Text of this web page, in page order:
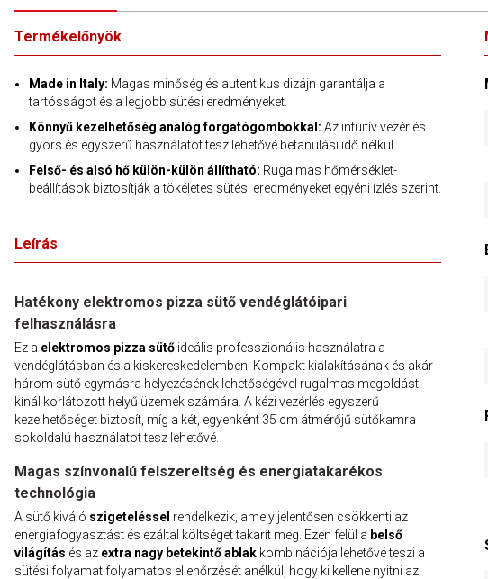
Termékelőnyök
Made in Italy: Magas minőség és autentikus dizájn garantálja a
tartósságot és a legjobb sütési eredményeket.
Könnyű kezelhetőség analóg forgatógombokkal: Az intuitív vezérlés
gyors és egyszerű használatot tesz lehetővé betanulási idő nélkül.
Felső- és alsó hő külön-külön állítható: Rugalmas hőmérséklet-
beállítások biztosítják a tökéletes sütési eredményeket egyéni ízlés szerint.
Leírás
Hatékony elektromos pizza sütő vendéglátóipari
felhasználásra
Ez a elektromos pizza sütő ideális professzionális használatra a
vendéglátásban és a kiskereskedelemben. Kompakt kialakításának és akár
három sütő egymásra helyezésének lehetőségével rugalmas megoldást
kínál korlátozott helyű üzemek számára. A kézi vezérlés egyszerű
kezelhetőséget biztosít, míg a két, egyenként 35 cm átmérőjű sütőkamra
sokoldalú használatot tesz lehetővé.
Magas színvonalú felszereltség és energiatakarékos
technológia
A sütő kiváló szigeteléssel rendelkezik, amely jelentősen csökkenti az
energiafogyasztást és ezáltal költséget takarít meg. Ezen felül a belső
világítás és az extra nagy betekintő ablak kombinációja lehetővé teszi a
sütési folyamat folyamatos ellenőrzését anélkül, hogy ki kellene nyitni az